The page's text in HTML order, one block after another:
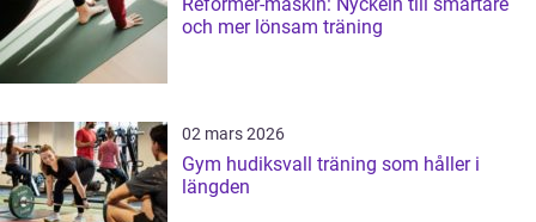
och mer lönsam träning
02 mars 2026
Gym hudiksvall träning som håller i
längden